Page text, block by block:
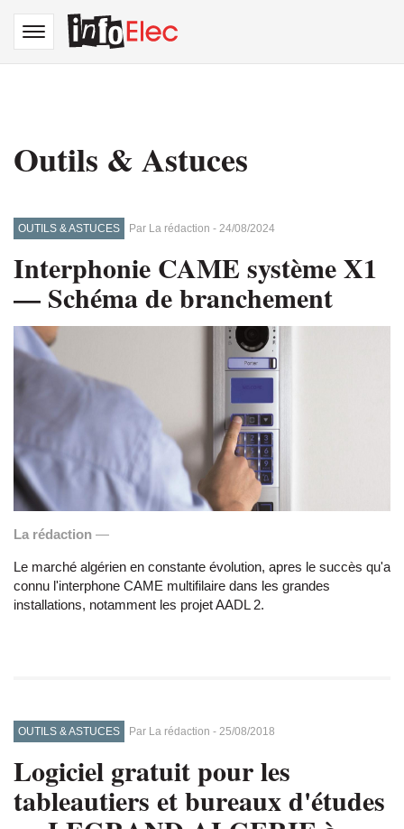
Aller
contenu
Toggle
navigation
Outils & Astuces
OUTILS & ASTUCES Par La rédaction - 24/08/2024
Interphonie CAME système X1
— Schéma de branchement
La rédaction —
Le marché algérien en constante évolution, apres le succès qu'a
connu l'interphone CAME multifilaire dans les grandes
installations, notamment les projet AADL 2.
OUTILS & ASTUCES Par La rédaction - 25/08/2018
Logiciel gratuit pour les
tableautiers et bureaux d'études